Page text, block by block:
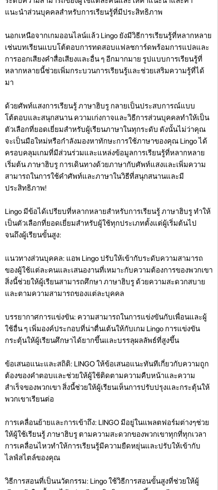
แนะนำส่วนบุคคลสำหรับการเรียนรู้ที่มีประสิทธิภาพ
นอกเหนือจากเกมออนไลน์แล้ว Lingo ยังมีวิธีการเรียนรู้ที่หลากหลาย
เช่นบทเรียนแบบโต้ตอบการทดสอบแฟลชการ์ดพร้อมการแปลและ
การออกเสียงคำสื่อเสียงและอื่น ๆ อีกมากมาย รูปแบบการเรียนรู้ที่
หลากหลายนี้ช่วยเพิ่มกระบวนการเรียนรู้และช่วยเสริมความรู้ที่ได้
มา
ด้วยศัพท์แสงการเรียนรู้ ภาษาฮิบรู กลายเป็นประสบการณ์แบบ
โต้ตอบและสนุกสนาน ความเก่งกาจและวิธีการส่วนบุคคลทำให้เป็น
ตัวเลือกที่ยอดเยี่ยมสำหรับผู้เรียนภาษาในทุกระดับ ดังนั้นไม่ว่าคุณ
จะเป็นมือใหม่หรือกำลังมองหาทักษะการใช้ภาษาของคุณ Lingo ได้
ครอบคลุมเกมที่มีส่วนร่วมและแหล่งข้อมูลการเรียนรู้ที่หลากหลาย
เริ่มต้น ภาษาฮิบรู การเดินทางด้วยภาษากับศัพท์แสงและเพิ่มความ
สามารถในการใช้คำศัพท์และภาษาในวิธีที่สนุกสนานและมี
ประสิทธิภาพ!
Lingo มีข้อได้เปรียบที่หลากหลายสำหรับการเรียนรู้ ภาษาฮิบรู ทำให้
เป็นตัวเลือกที่ยอดเยี่ยมสำหรับผู้ใช้ทุกประเภทตั้งแต่ผู้เริ่มต้นไป
จนถึงผู้เรียนขั้นสูง:
แนวทางส่วนบุคคล: แอพ Lingo ปรับให้เข้ากับระดับความสามารถ
ของผู้ใช้แต่ละคนและเสนองานที่เหมาะกับความต้องการของพวกเขา
สิ่งนี้ช่วยให้ผู้เรียนสามารถศึกษา ภาษาฮิบรู ด้วยความสะดวกสบาย
และตามความสามารถของแต่ละบุคคล
บรรยากาศการแข่งขัน: ความสามารถในการแข่งขันกับเพื่อนและผู้
ใช้อื่น ๆ เพิ่มองค์ประกอบที่น่าตื่นเต้นให้กับเกม Lingo การแข่งขัน
กระตุ้นให้ผู้เรียนศึกษาได้ยากขึ้นและบรรลุผลลัพธ์ที่สูงขึ้น
ข้อเสนอแนะและสถิติ: LINGO ให้ข้อเสนอแนะทันทีเกี่ยวกับความถูก
ต้องของคำตอบและช่วยให้ผู้ใช้ติดตามความคืบหน้าและความ
สำเร็จของพวกเขา สิ่งนี้ช่วยให้ผู้เรียนเห็นการปรับปรุงและกระตุ้นให้
พวกเขาเรียนต่อ
การเคลื่อนย้ายและการเข้าถึง: LINGO มีอยู่ในแพลตฟอร์มต่างๆช่วย
ให้ผู้ใช้เรียนรู้ ภาษาฮิบรู ตามความสะดวกของพวกเขาทุกที่ทุกเวลา
การเคลื่อนไหวทำให้การเรียนรู้มีความยืดหยุ่นและปรับให้เข้ากับ
ไลฟ์สไตล์ของคุณ
วิธีการสอนที่เป็นนวัตกรรม: Lingo ใช้วิธีการสอนขั้นสูงที่ช่วยให้ผู้